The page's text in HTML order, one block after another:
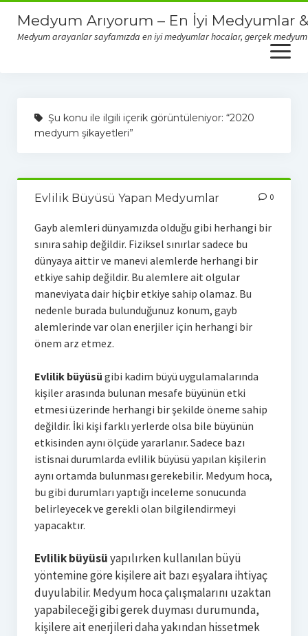
Medyum Arıyorum – En İyi Medyumlar
Medyum arayanlar sayfamızda en iyi medyumlar hocalar, gerçek
open
menu
Şu konu ile ilgili içerik görüntüleniyor: “2020
medyum şikayetleri”
Evlilik Büyüsü Yapan Medyumlar 0
Gayb alemleri dünyamızda olduğu gibi herhangi bir
sınıra sahip değildir. Fiziksel sınırlar sadece bu
dünyaya aittir ve manevi alemlerde herhangi bir
etkiye sahip değildir. Bu alemlere ait olgular
maneviyata dair hiçbir etkiye sahip olamaz. Bu
nedenle burada bulunduğunuz konum, gayb
alemlerinde var olan enerjiler için herhangi bir
önem arz etmez.
Evlilik büyüsü gibi kadim büyü uygulamalarında
kişiler arasında bulunan mesafe büyünün etki
etmesi üzerinde herhangi bir şekilde öneme sahip
değildir. İki kişi farklı yerlerde olsa bile büyünün
etkisinden aynı ölçüde yararlanır. Sadece bazı
istisnai durumlarda evlilik büyüsü yapılan kişilerin
aynı ortamda bulunması gerekebilir. Medyum hoca,
bu gibi durumları yaptığı inceleme sonucunda
belirleyecek ve gerekli olan bilgilendirmeyi
yapacaktır.
Evlilik büyüsüyapılırken kullanılan büyü
yöntemine göre kişilere ait bazı eşyalara ihtiyaç
duyulabilir. Medyum hoca çalışmalarını uzaktan
yapabileceği gibi gerek duyması durumunda,
kişilere ait enerjileri daha yakından hissetmek